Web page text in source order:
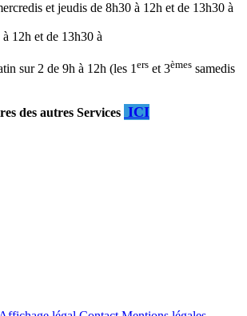
et jeudis de 8h30 à 12h et de 13h30 à
12h et de 13h30 à
sur 2 de 9h à 12h (les 1ers et 3èmes samedis
des autres Services ICI